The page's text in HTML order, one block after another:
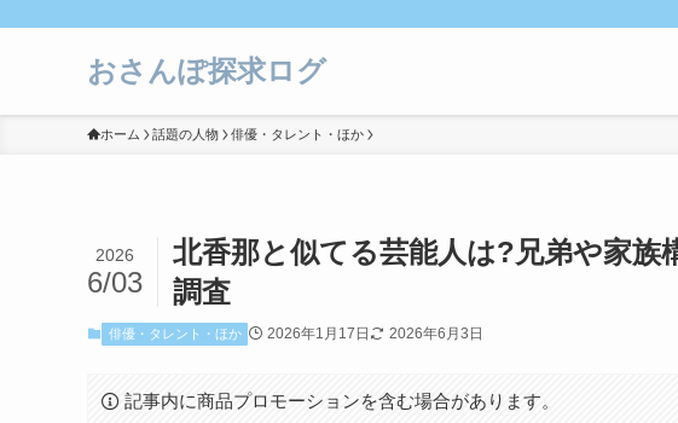
おさんぽ探求ログ
ホーム 話題の人物 俳優・タレント・ほか
北香那と似てる芸能人は?兄弟や家
調査
2026
6/03
俳優・タレント・ほか 2026年1月17日 2026年6月3日
記事内に商品プロモーションを含む場合があります。